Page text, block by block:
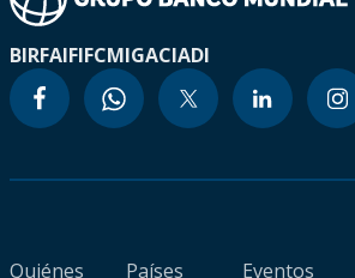
BIRFAIFIFCMIGACIADI
Quiénes
Países
Eventos